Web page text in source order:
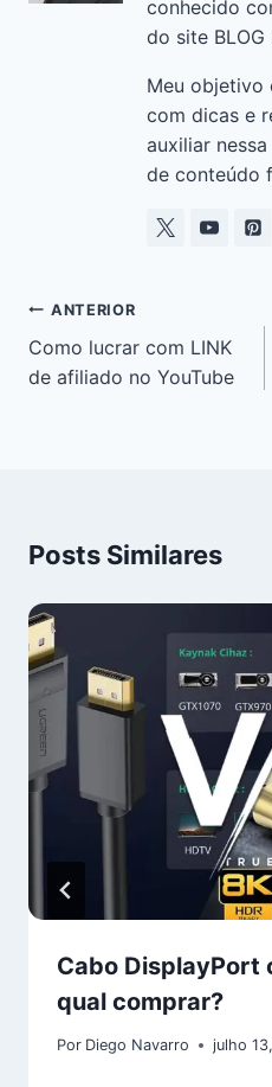
conhecido
do site BLOG
Meu objetivo
com dicas e
auxiliar
de conteúdo
ANTERIOR
Como lucrar com LINK
de afiliado no YouTube
Posts Similares
Cabo DisplayPort
qual comprar?
Por Diego Navarro julho